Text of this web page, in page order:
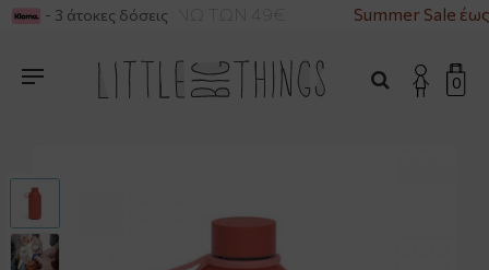
ΓΙΑ ΑΓΟΡΕΣ ΑΝΩ ΤΩΝ 49€ Summer Sale
- 3 άτοκες δόσεις
0